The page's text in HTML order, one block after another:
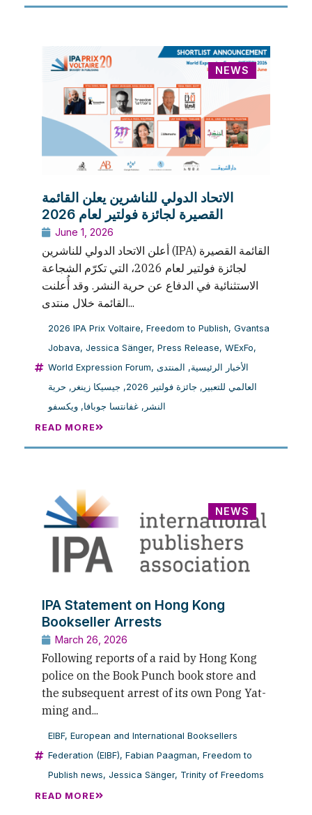
NEWS
الاتحاد الدولي للناشرين يعلن القائمة
القصيرة لجائزة فولتير لعام 2026
June 1, 2026
أعلن الاتحاد الدولي للناشرين (IPA) القائمة القصيرة
لجائزة فولتير لعام 2026، التي تكرّم الشجاعة
الاستثنائية في الدفاع عن حرية النشر. وقد أُعلنت
القائمة خلال منتدى...
2026 IPA Prix Voltaire, Freedom to Publish, Gvantsa
Jobava, Jessica Sänger, Press Release, WExFo,
World Expression Forum, الأخبار الرئيسية, المنتدى
العالمي للتعبير , جائزة فولتير 2026 , جيسيكا زينغر , حرية
النشر , غفانتسا جوبافا, ويكسفو
READ MORE
NEWS
IPA Statement on Hong Kong
Bookseller Arrests
March 26, 2026
Following reports of a raid by Hong Kong
police on the Book Punch book store and
the subsequent arrest of its own Pong Yat-
ming and...
EIBF, European and International Booksellers
Federation (EIBF), Fabian Paagman, Freedom to
Publish news, Jessica Sänger, Trinity of Freedoms
READ MORE